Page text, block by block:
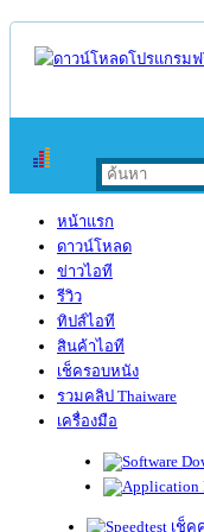
หน้าแรก
ดาวน์โหลด
ข่าวไอที
รีวิว
ทิปส์ไอที
สินค้าไอที
เช็ครอบหนัง
รวมคลิป Thaiware
เครื่องมือ
เช็ค